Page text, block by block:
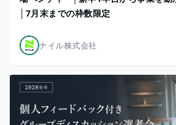
│7月末までの枠数限定
ナイル株式会社